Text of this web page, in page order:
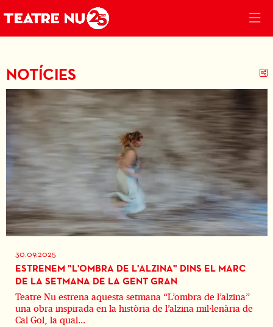
NOTÍCIES
30.09.2025
ESTRENEM "L'OMBRA DE L'ALZINA" DINS EL MARC
DE LA SETMANA DE LA GENT GRAN
Teatre Nu estrena aquesta setmana “L’ombra de l’alzina”
una obra inspirada en la història de l’alzina mil·lenària de
Cal Gol, la qual...